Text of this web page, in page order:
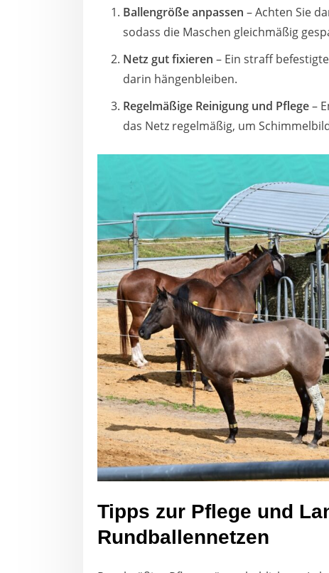
Ballengröße anpassen – Achten Sie
sodass die Maschen gleichmäßig
Netz gut fixieren – Ein straff
darin hängenbleiben.
Regelmäßige Reinigung und Pflege–
das Netz regelmäßig, um
Tipps zur Pflege und
Rundballennetzen